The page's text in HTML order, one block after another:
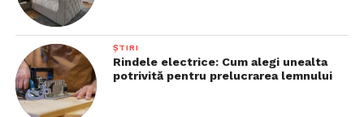
ȘTIRI
Rindele electrice: Cum alegi unealta
potrivită pentru prelucrarea lemnului